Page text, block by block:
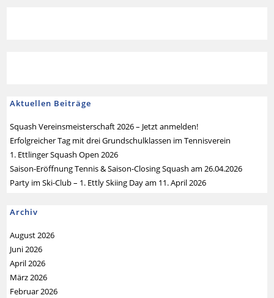
Aktuellen Beiträge
Squash Vereinsmeisterschaft 2026 – Jetzt anmelden!
Erfolgreicher Tag mit drei Grundschulklassen im Tennisverein
1. Ettlinger Squash Open 2026
Saison-Eröffnung Tennis & Saison-Closing Squash am 26.04.2026
Party im Ski-Club – 1. Ettly Skiing Day am 11. April 2026
Archiv
August 2026
Juni 2026
April 2026
März 2026
Februar 2026